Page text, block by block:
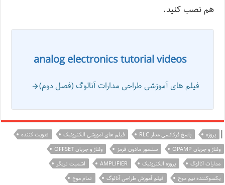
هم نصب کنید.
analog electronics tutorial videos
فیلم های آموزشی طراحی مدارات آنالوگ (فصل دوم)
| پروژه پاسخ فرکانسی مدار RLC فیلم های آموزشی الکترونیک
تقویت کننده
ولتاژ و جریان OPAMP
سنسور مادون قرمز
ولتاژ و جریان OFFSET
مدارات آنالوگ
پروژه الکترونیک AMPLIFIER
اشمیت تریگر
یکسوکننده نیم موج
فیلم آموزش طراحی آنالوگ
تمام موج